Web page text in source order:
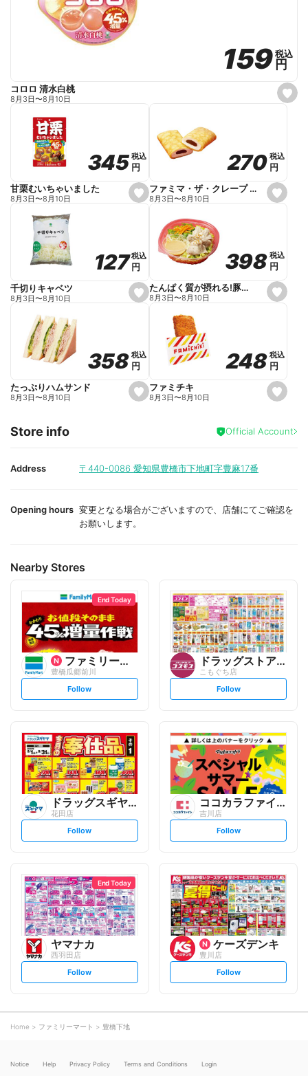
s
e
159
159税込
税込
円
円
コロロ 清水白桃
8月3日〜8月10日
s
e
o
r
i
e
345
345税込
税込
円
円
甘栗むいちゃいました
8月3日〜8月10日
s
e
o
r
i
e
270
270 税込
税込
円
円
ファミマ・ザ・クレープ 生チョコ
8月3日〜8月10日
s
e
o
r
i
e
127
127税込
税込
円
円
千切りキャベツ
8月3日〜8月10日
s
e
o
r
i
e
398
398 税込
税込
円
円
たんぱく質が摂れる!豚しゃぶのパスタサラダ
8月3日〜8月10日
s
e
i
t
358
358税込
税込
円
円
たっぷりハムサンド
8月3日〜8月10日
s
e
a
248
248 税込
税込
円
円
ファミチキ
8月3日〜8月10日
Store info Official Account
Address 〒440-0086 愛知県豊橋市下地町字豊麻17番
Opening hours 変更となる場合がございますので、店舗にてご確認を
お願いします。
Nearby Stores
End Today
ファミリーマート
豊橋瓜郷前川
s
l
o
w
Follow
ドラッグストアコスモス
こもぐち店
s
l
o
w
Follow
ドラッグスギヤマ
花田店
s
l
o
w
Follow
ココカラファイン
吉川店
s
l
o
w
Follow
End Today
ヤマナカ
西羽田店
s
l
o
Follow
ケーズデンキ
豊川店
s
l
Follow
Home ファミリーマート 豊橋下地
Notice Help Privacy Policy Terms and Conditions Login